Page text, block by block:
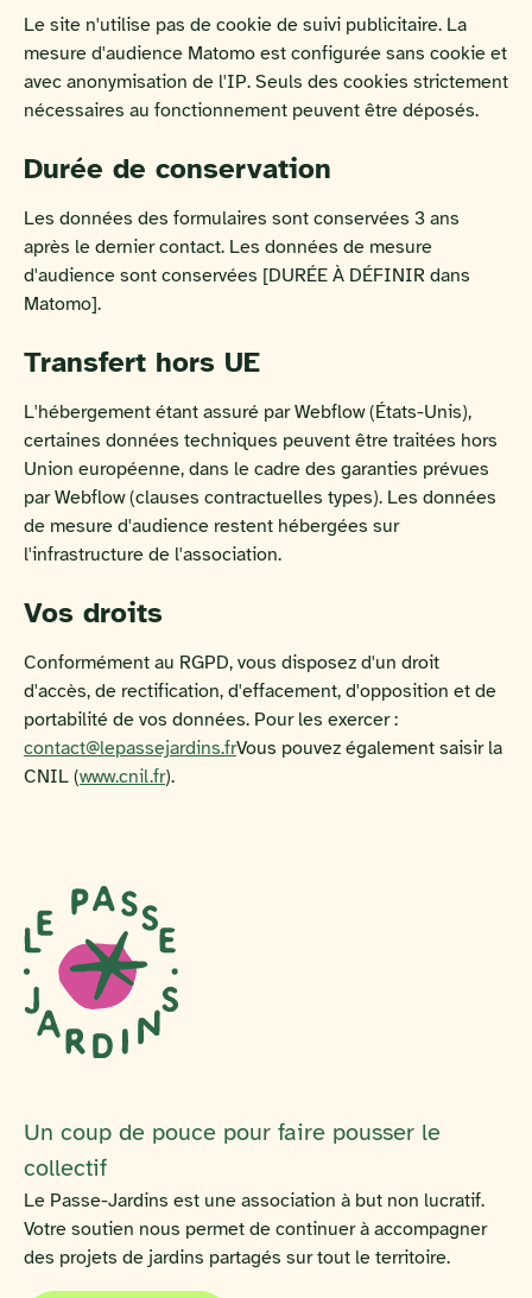
Le site n'utilise pas de cookie de suivi publicitaire. La
mesure d'audience Matomo est configurée sans cookie et
avec anonymisation de l'IP. Seuls des cookies strictement
nécessaires au fonctionnement peuvent être déposés.
Durée de conservation
Les données des formulaires sont conservées 3 ans
après le dernier contact. Les données de mesure
d'audience sont conservées [DURÉE À DÉFINIR dans
Matomo].
Transfert hors UE
L'hébergement étant assuré par Webflow (États-Unis),
certaines données techniques peuvent être traitées hors
Union européenne, dans le cadre des garanties prévues
par Webflow (clauses contractuelles types). Les données
de mesure d'audience restent hébergées sur
l'infrastructure de l'association.
Vos droits
Conformément au RGPD, vous disposez d'un droit
d'accès, de rectification, d'effacement, d'opposition et de
portabilité de vos données. Pour les exercer :
contact@lepassejardins.frVous pouvez également saisir la
CNIL (www.cnil.fr).
Un coup de pouce pour faire pousser le
collectif
Le Passe-Jardins est une association à but non lucratif.
Votre soutien nous permet de continuer à accompagner
des projets de jardins partagés sur tout le territoire.